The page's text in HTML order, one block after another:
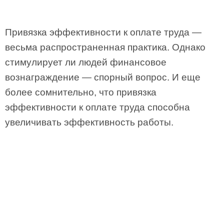
Привязка эффективности к оплате труда —
весьма распространенная практика. Однако
стимулирует ли людей финансовое
вознаграждение — спорный вопрос. И еще
более сомнительно, что привязка
эффективности к оплате труда способна
увеличивать эффективность работы.